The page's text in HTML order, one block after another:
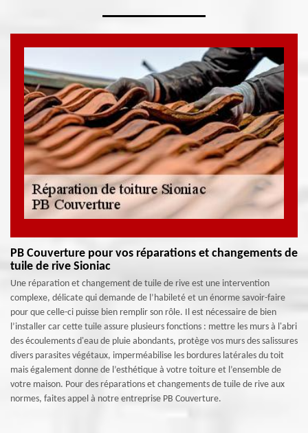
PB Couverture pour vos réparations et changements de
tuile de rive Sioniac
Une réparation et changement de tuile de rive est une intervention
complexe, délicate qui demande de l’habileté et un énorme savoir-faire
pour que celle-ci puisse bien remplir son rôle. Il est nécessaire de bien
l’installer car cette tuile assure plusieurs fonctions : mettre les murs à l'abri
des écoulements d'eau de pluie abondants, protège vos murs des salissures
divers parasites végétaux, imperméabilise les bordures latérales du toit
mais également donne de l’esthétique à votre toiture et l’ensemble de
votre maison. Pour des réparations et changements de tuile de rive aux
normes, faites appel à notre entreprise PB Couverture.